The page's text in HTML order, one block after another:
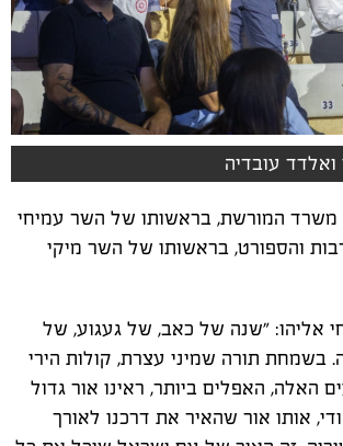
ואלדד עובדיה
משרד המורשת, בראשותו של השר עמיחי
והספורט, בראשותו של השר מיקי
אליהו: "שנה של כאב, של געגוע, של
בשמחת תורה שמיני עצרת, קולות הירי
האלה, האפלים ביותר, ראינו אור גדול
אותו אור שהאיר את דרכנו לאורך